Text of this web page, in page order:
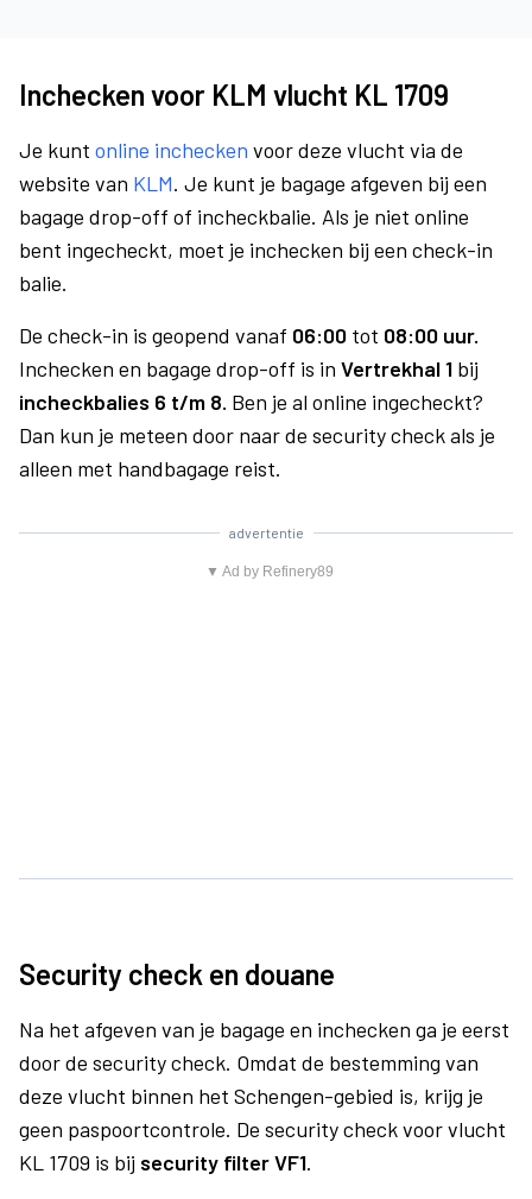
Inchecken voor KLM vlucht KL 1709
Je kunt online inchecken voor deze vlucht via de
website van KLM. Je kunt je bagage afgeven bij een
bagage drop-off of incheckbalie. Als je niet online
bent ingecheckt, moet je inchecken bij een check-in
balie.
De check-in is geopend vanaf 06:00 tot 08:00 uur.
Inchecken en bagage drop-off is in Vertrekhal 1 bij
incheckbalies 6 t/m 8. Ben je al online ingecheckt?
Dan kun je meteen door naar de security check als je
alleen met handbagage reist.
advertentie
▼ Ad by Refinery89
Security check en douane
Na het afgeven van je bagage en inchecken ga je eerst
door de security check. Omdat de bestemming van
deze vlucht binnen het Schengen-gebied is, krijg je
geen paspoortcontrole. De security check voor vlucht
KL 1709 is bij security filter VF1.